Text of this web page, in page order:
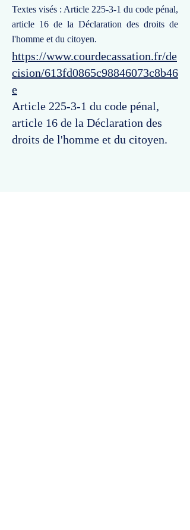
Textes visés : Article 225-3-1 du code pénal,
article 16 de la Déclaration des droits de
l'homme et du citoyen.
https://www.courdecassation.fr/de
cision/613fd0865c98846073c8b46
e
Article 225-3-1 du code pénal,
article 16 de la Déclaration des
droits de l'homme et du citoyen.